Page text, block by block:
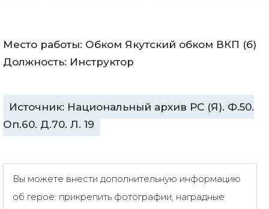
Место работы: Обком Якутский обком ВКП (б)
Должность: Инструктор
Источник: Национальный архив РС (Я). Ф.50.
Оп.60. Д.70. Л. 19
Вы можете внести дополнительную информацию
об герое: прикрепить фотографии, наградные